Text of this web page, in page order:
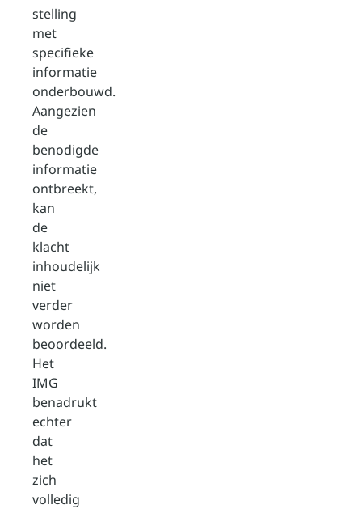
stelling
met
specifieke
informatie
onderbouwd.
Aangezien
de
benodigde
informatie
ontbreekt,
kan
de
klacht
inhoudelijk
niet
verder
worden
beoordeeld.
Het
IMG
benadrukt
echter
dat
het
zich
volledig